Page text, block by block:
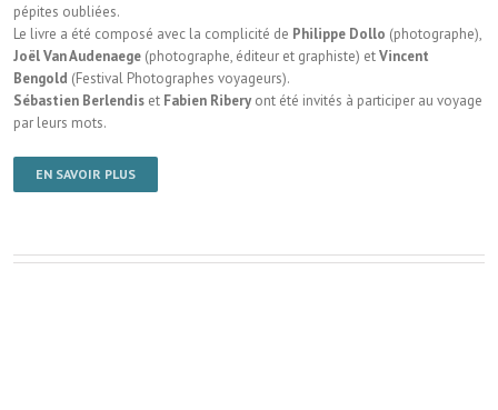
pépites oubliées.
Le livre a été composé avec la complicité de Philippe Dollo (photographe),
Joël Van Audenaege (photographe, éditeur et graphiste) etVincent
Bengold (Festival Photographes voyageurs).
Sébastien Berlendis et Fabien Ribery ont été invités à participer au voyage
par leurs mots.
EN SAVOIR PLUS